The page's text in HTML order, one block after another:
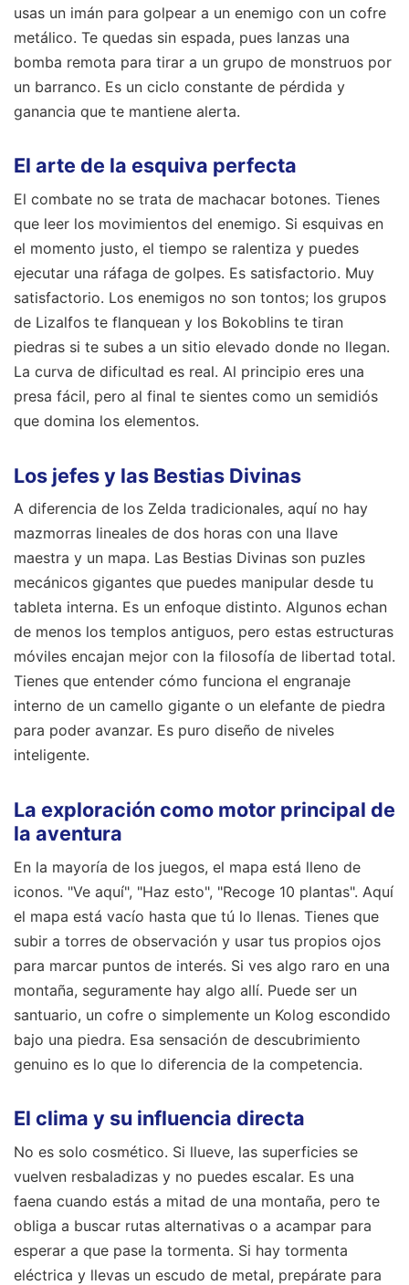
usas un imán para golpear a un enemigo con un cofre
metálico. Te quedas sin espada, pues lanzas una
bomba remota para tirar a un grupo de monstruos por
un barranco. Es un ciclo constante de pérdida y
ganancia que te mantiene alerta.
El arte de la esquiva perfecta
El combate no se trata de machacar botones. Tienes
que leer los movimientos del enemigo. Si esquivas en
el momento justo, el tiempo se ralentiza y puedes
ejecutar una ráfaga de golpes. Es satisfactorio. Muy
satisfactorio. Los enemigos no son tontos; los grupos
de Lizalfos te flanquean y los Bokoblins te tiran
piedras si te subes a un sitio elevado donde no llegan.
La curva de dificultad es real. Al principio eres una
presa fácil, pero al final te sientes como un semidiós
que domina los elementos.
Los jefes y las Bestias Divinas
A diferencia de los Zelda tradicionales, aquí no hay
mazmorras lineales de dos horas con una llave
maestra y un mapa. Las Bestias Divinas son puzles
mecánicos gigantes que puedes manipular desde tu
tableta interna. Es un enfoque distinto. Algunos echan
de menos los templos antiguos, pero estas estructuras
móviles encajan mejor con la filosofía de libertad total.
Tienes que entender cómo funciona el engranaje
interno de un camello gigante o un elefante de piedra
para poder avanzar. Es puro diseño de niveles
inteligente.
La exploración como motor principal de
la aventura
En la mayoría de los juegos, el mapa está lleno de
iconos. "Ve aquí", "Haz esto", "Recoge 10 plantas". Aquí
el mapa está vacío hasta que tú lo llenas. Tienes que
subir a torres de observación y usar tus propios ojos
para marcar puntos de interés. Si ves algo raro en una
montaña, seguramente hay algo allí. Puede ser un
santuario, un cofre o simplemente un Kolog escondido
bajo una piedra. Esa sensación de descubrimiento
genuino es lo que lo diferencia de la competencia.
El clima y su influencia directa
No es solo cosmético. Si llueve, las superficies se
vuelven resbaladizas y no puedes escalar. Es una
faena cuando estás a mitad de una montaña, pero te
obliga a buscar rutas alternativas o a acampar para
esperar a que pase la tormenta. Si hay tormenta
eléctrica y llevas un escudo de metal, prepárate para